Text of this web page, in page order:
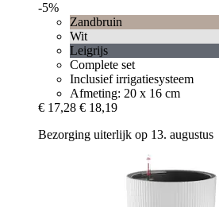
-5%
Zandbruin
Wit
Leigrijs
Complete set
Inclusief irrigatiesysteem
Afmeting: 20 x 16 cm
€ 17,28 € 18,19
Bezorging uiterlijk op 13. augustus